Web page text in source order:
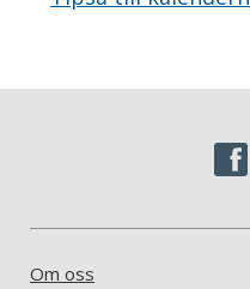
Om oss